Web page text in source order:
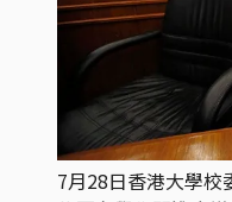
7月28日香港大學校